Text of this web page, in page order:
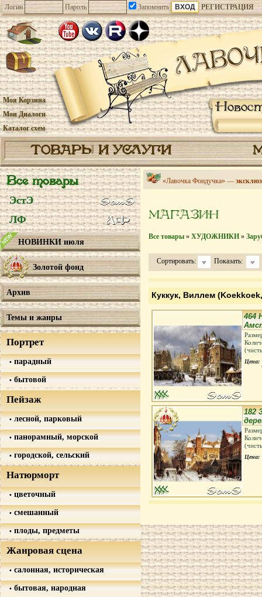
Логин Пароль Запомнить РЕГИСТРАЦИЯ
Моя Корзина
Мои Диалоги
Каталог схем
ТОВАРЫ И УСЛУГИ
Все товары
ЭстЭ
ЛФ
НОВИНКИ июля
Золотой фонд
Архив
Темы и жанры
Портрет
парадный
бытовой
Пейзаж
лесной, парковый
панорамный, морской
городской, сельский
Натюрморт
цветочный
смешанный
плоды, предметы
Жанровая сцена
салонная, историческая
бытовая, народная
«Лавочка Фондучка» —
МАГАЗИН
Все товары » ХУДОЖНИКИ »
Сортировать: Показать:
Куккук, Виллем
464
Цена:
182
Цена: